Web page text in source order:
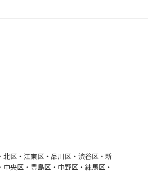
区・江東区・品川区・渋谷区・新
央区・豊島区・中野区・練馬区・